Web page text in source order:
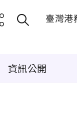
臺灣港
資訊公開